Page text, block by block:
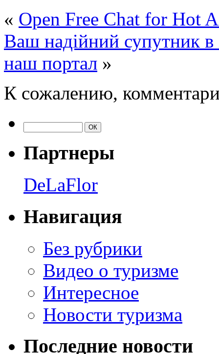
« Open Free Chat for Hot
Ваш надійний супутник в
наш портал »
К сожалению,
Партнеры
DeLaFlor
Навигация
Без рубрики
Видео о туризме
Интересное
Новости туризма
Последние новости